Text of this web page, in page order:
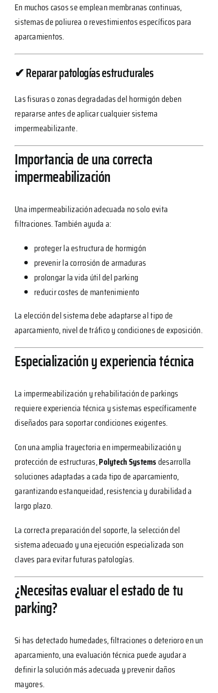
En muchos casos se emplean membranas continuas,
sistemas de poliurea o revestimientos específicos para
aparcamientos.
✔ Reparar patologías estructurales
Las fisuras o zonas degradadas del hormigón deben
repararse antes de aplicar cualquier sistema
impermeabilizante.
Importancia de una correcta
impermeabilización
Una impermeabilización adecuada no solo evita
filtraciones. También ayuda a:
proteger la estructura de hormigón
prevenir la corrosión de armaduras
prolongar la vida útil del parking
reducir costes de mantenimiento
La elección del sistema debe adaptarse al tipo de
aparcamiento, nivel de tráfico y condiciones de exposición.
Especialización y experiencia técnica
La impermeabilización y rehabilitación de parkings
requiere experiencia técnica y sistemas específicamente
diseñados para soportar condiciones exigentes.
Con una amplia trayectoria en impermeabilización y
protección de estructuras,Polytech Systemsdesarrolla
soluciones adaptadas a cada tipo de aparcamiento,
garantizando estanqueidad, resistencia y durabilidad a
largo plazo.
La correcta preparación del soporte, la selección del
sistema adecuado y una ejecución especializada son
claves para evitar futuras patologías.
¿Necesitas evaluar el estado de tu
parking?
Si has detectado humedades, filtraciones o deterioro en un
aparcamiento, una evaluación técnica puede ayudar a
definir la solución más adecuada y prevenir daños
mayores.